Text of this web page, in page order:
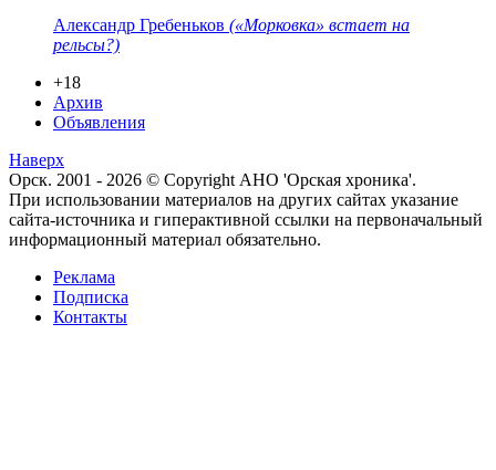
Александр Гребеньков («Морковка» встает на
рельсы?)
+18
Архив
Объявления
Наверх
Орск. 2001 - 2026 © Copyright АНО 'Орская хроника'.
При использовании материалов на других сайтах указание
сайта-источника и гиперактивной ссылки на первоначальный
информационный материал обязательно.
Реклама
Подписка
Контакты